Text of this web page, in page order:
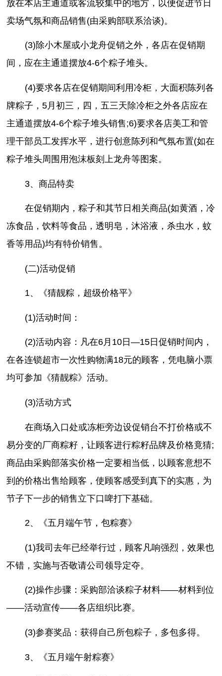
放在本店主通道或客流较集中的地方，以便促进节日
卖场气氛和商品销售(由采购部联系洽谈)。
(3)除小木屋或小龙舟促销之外，各店在促销期
间，应在主通道摆放4-6个粽子堆头。
(4)要求各店在促销期间利用冷柜，大面积陈列各
牌粽子，5月初三，四，五三天除冷柜之外各店应在
主通道摆放4-6个粽子堆头销售;6)要求各店美工和管
理干部员工发挥水平，进行创意陈列和气氛布置(如在
粽子堆头周围用泡沫板刻上龙舟等图案。
3、商品特卖
在促销期内，粽子和其节日相关商品(如黄酒，冷
冻食品，饮料等食品，透明皂，沐浴液，杀虫水，蚊
香等用品)均有特价销售。
(二)活动促销
1、《猜靓粽，超级价格平》
(1)活动时间：
(2)活动内容：凡在6月10日—15日促销时间内，
在各连锁超市一次性购物满18元的顾客，凭电脑小票
均可参加《猜靓粽》活动。
(3)活动方式
在商场入口处或冻柜旁边设促销台不打价格或不
易分变的厂商粽籽，让顾客进行粽籽品牌及价格竟猜;
商品由采购部落实价格一定要相当低，以顾客意想不
到的价格出售给顾客，使顾客感受到真下的实惠，为
节子下一步的销售立下口啤打下基础。
2、《五月端午节，包粽赛》
(1)我司去年已经举行过，顾客凡响强烈，效果也
不错，实施与否敬请公司领导定夺。
(2)操作步骤：采购部洽谈粽子材料——材料到位
——活动宣传——各店组织比赛。
(3)参赛奖品：获得自己所包粽子，多包多得。
3、《五月端午射粽赛》